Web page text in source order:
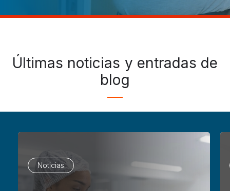
Últimas noticias y entradas de
blog
Noticias